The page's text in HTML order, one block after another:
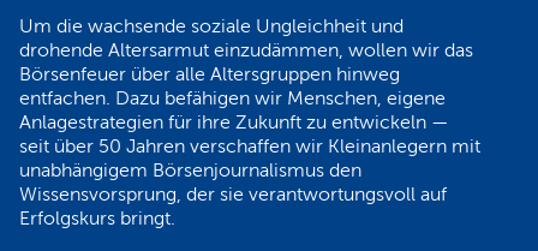
Um die wachsende soziale Ungleichheit und
drohende Altersarmut einzudämmen, wollen wir das
Börsenfeuer über alle Altersgruppen hinweg
entfachen. Dazu befähigen wir Menschen, eigene
Anlagestrategien für ihre Zukunft zu entwickeln —
seit über 50 Jahren verschaffen wir Kleinanlegern mit
unabhängigem Börsenjournalismus den
Wissensvorsprung, der sie verantwortungsvoll auf
Erfolgskurs bringt.